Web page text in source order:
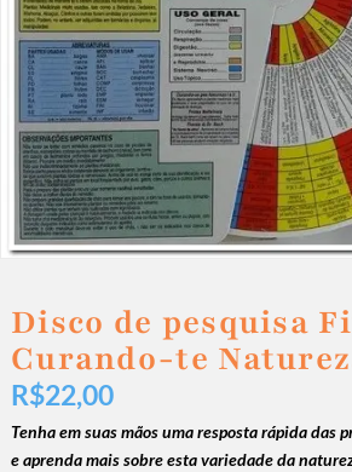
Disco de pesquisa
Curando-te
R$22,00
Tenha em suas mãos uma resposta rápida das
e aprenda mais sobre esta variedade da